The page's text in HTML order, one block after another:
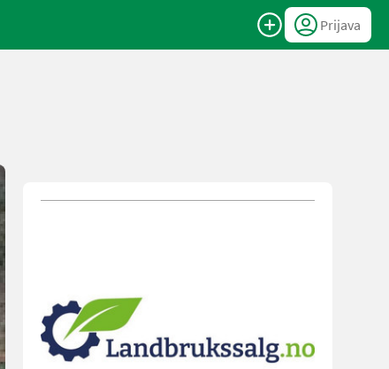
Prijava